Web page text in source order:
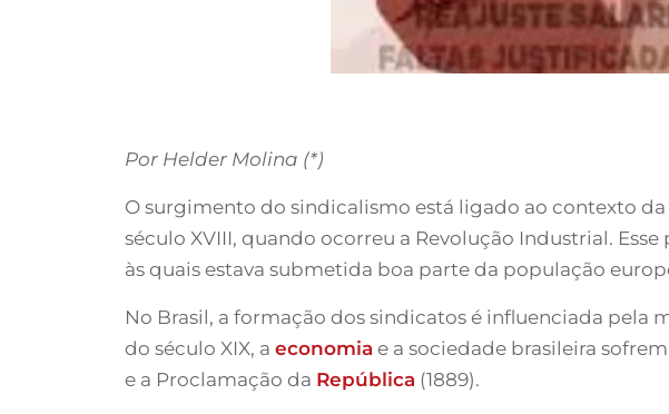
Por Helder Molina (*)
O surgimento do sindicalismo está ligado ao contexto
século XVIII, quando ocorreu a Revolução Industrial.
às quais estava submetida boa parte da população
No Brasil, a formação dos sindicatos é influenciada pela
do século XIX, a economia e a sociedade brasileira
e a Proclamação da República (1889).